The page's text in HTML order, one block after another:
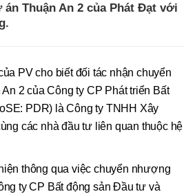
Thuận An 2 của Phát Đạt với
PV cho biết đối tác nhận chuyển
2 của Công ty CP Phát triển Bất
PDR) là Công ty TNHH Xây
các nhà đầu tư liên quan thuộc hệ
thông qua việc chuyển nhượng
ty CP Bất động sản Đầu tư và